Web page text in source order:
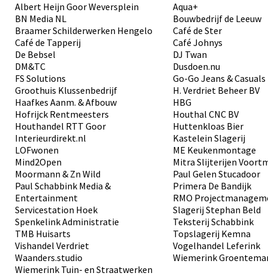
Albert Heijn Goor Weversplein
Aqua+
BN Media NL
Bouwbedrijf de Leeuw
Braamer Schilderwerken Hengelo
Café de Ster
Café de Tapperij
Café Johnys
De Bebsel
DJ Twan
DM&TC
Dusdoen.nu
FS Solutions
Go-Go Jeans & Casuals
Groothuis Klussenbedrijf
H. Verdriet Beheer BV
Haafkes Aanm. & Afbouw
HBG
Hofrijck Rentmeesters
Houthal CNC BV
Houthandel RTT Goor
Huttenkloas Bier
Interieurdirekt.nl
Kastelein Slagerij
LOFwonen
ME Keukenmontage
Mind2Open
Mitra Slijterijen
Moormann & Zn Wild
Paul Gelen Stucadoor
Paul Schabbink Media &
Entertainment
Primera De Bandijk
RMO
Servicestation Hoek
Slagerij Stephan Beld
Spenkelink Administratie
Teksterij Schabbink
TMB Huisarts
Topslagerij Kemna
Vishandel Verdriet
Vogelhandel Leferink
Waanders.studio
Wiemerink
Wiemerink Tuin- en Straatwerken